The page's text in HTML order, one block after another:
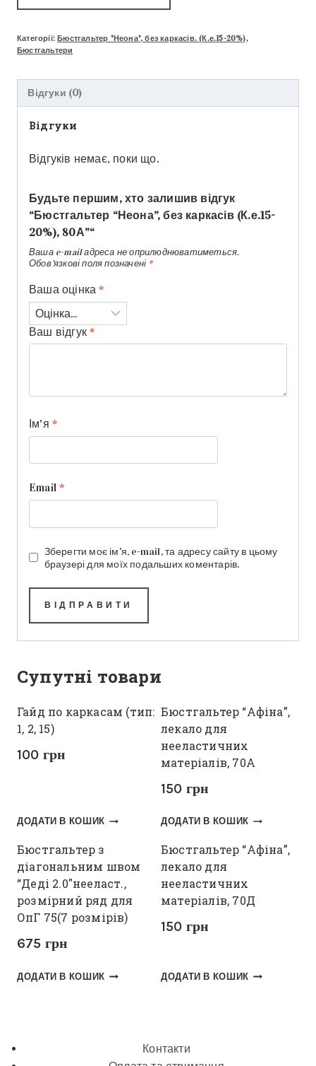
Категорії:Бюстгальтер "Неона", без каркасів. (К.е.15-20%),
Бюстгальтери
Відгуки (0)
Відгуки
Відгуків немає, поки що.
Будьте першим, хто залишив відгук
“Бюстгальтер “Неона”, без каркасів (К.е.15-
20%), 80А”“
Ваша e-mail адреса не оприлюднюватиметься.
Обов’язкові поля позначені *
Ваша оцінка*
Ваш відгук*
Ім'я *
Email*
Зберегти моє ім'я, e-mail, та адресу сайту в цьому
браузері для моїх подальших коментарів.
Супутні товари
Гайд по каркасам (тип:
1, 2, 15)
100 грн
ДОДАТИ В КОШИК
Бюстгальтер “Афіна”,
лекало для
нееластичних
матеріалів, 70А
150 грн
ДОДАТИ В КОШИК
Бюстгальтер з
діагональним швом
“Деді 2.0″нееласт.,
розмірний ряд для
ОпГ 75(7 розмірів)
675 грн
ДОДАТИ В КОШИК
Бюстгальтер “Афіна”,
лекало для
нееластичних
матеріалів, 70Д
150 грн
ДОДАТИ В КОШИК
Контакти